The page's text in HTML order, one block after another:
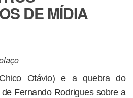
DE MÍDIA
Otávio) e a quebra do
de Fernando Rodrigues sobre a